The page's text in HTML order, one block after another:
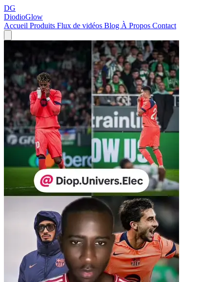
DG
DiodioGlow
Accueil Produits Flux de vidéos Blog À Propos Contact